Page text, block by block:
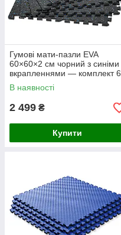
Гумові мати-пазли EVA
60×60×2 см чорний з синіми
вкрапленнями — комплект 6
шт
В наявності
2 499 ₴
Купити